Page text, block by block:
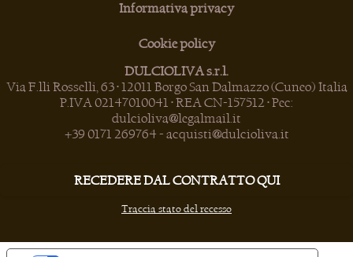
Informativa privacy
Cookie policy
DULCIOLIVA s.r.l.
Via F.lli Rosselli, 63 • 12011 Borgo San Dalmazzo (Cuneo) Italia
P.IVA 02147010041 • REA CN-157512 • Pec:
dulcioliva@legalmail.it
+39 0171 269764 - acquisti@dulcioliva.it
RECEDERE DAL CONTRATTO QUI
Traccia stato del recesso